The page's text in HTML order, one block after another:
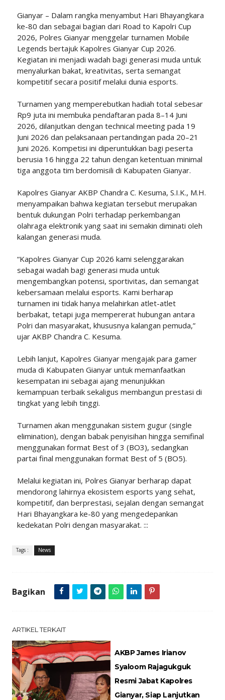
Gianyar – Dalam rangka menyambut Hari Bhayangkara
ke-80 dan sebagai bagian dari Road to Kapolri Cup
2026, Polres Gianyar menggelar turnamen Mobile
Legends bertajuk Kapolres Gianyar Cup 2026.
Kegiatan ini menjadi wadah bagi generasi muda untuk
menyalurkan bakat, kreativitas, serta semangat
kompetitif secara positif melalui dunia esports.
Turnamen yang memperebutkan hadiah total sebesar
Rp9 juta ini membuka pendaftaran pada 8–14 Juni
2026, dilanjutkan dengan technical meeting pada 19
Juni 2026 dan pelaksanaan pertandingan pada 20–21
Juni 2026. Kompetisi ini diperuntukkan bagi peserta
berusia 16 hingga 22 tahun dengan ketentuan minimal
tiga anggota tim berdomisili di Kabupaten Gianyar.
Kapolres Gianyar AKBP Chandra C. Kesuma, S.I.K., M.H.
menyampaikan bahwa kegiatan tersebut merupakan
bentuk dukungan Polri terhadap perkembangan
olahraga elektronik yang saat ini semakin diminati oleh
kalangan generasi muda.
“Kapolres Gianyar Cup 2026 kami selenggarakan
sebagai wadah bagi generasi muda untuk
mengembangkan potensi, sportivitas, dan semangat
kebersamaan melalui esports. Kami berharap
turnamen ini tidak hanya melahirkan atlet-atlet
berbakat, tetapi juga mempererat hubungan antara
Polri dan masyarakat, khususnya kalangan pemuda,”
ujar AKBP Chandra C. Kesuma.
Lebih lanjut, Kapolres Gianyar mengajak para gamer
muda di Kabupaten Gianyar untuk memanfaatkan
kesempatan ini sebagai ajang menunjukkan
kemampuan terbaik sekaligus membangun prestasi di
tingkat yang lebih tinggi.
Turnamen akan menggunakan sistem gugur (single
elimination), dengan babak penyisihan hingga semifinal
menggunakan format Best of 3 (BO3), sedangkan
partai final menggunakan format Best of 5 (BO5).
Melalui kegiatan ini, Polres Gianyar berharap dapat
mendorong lahirnya ekosistem esports yang sehat,
kompetitif, dan berprestasi, sejalan dengan semangat
Hari Bhayangkara ke-80 yang mengedepankan
kedekatan Polri dengan masyarakat. :::
Tags : News
Bagikan
ARTIKEL TERKAIT
AKBP James Irianov
Syaloom Rajagukguk
Resmi Jabat Kapolres
Gianyar, Siap Lanjutkan